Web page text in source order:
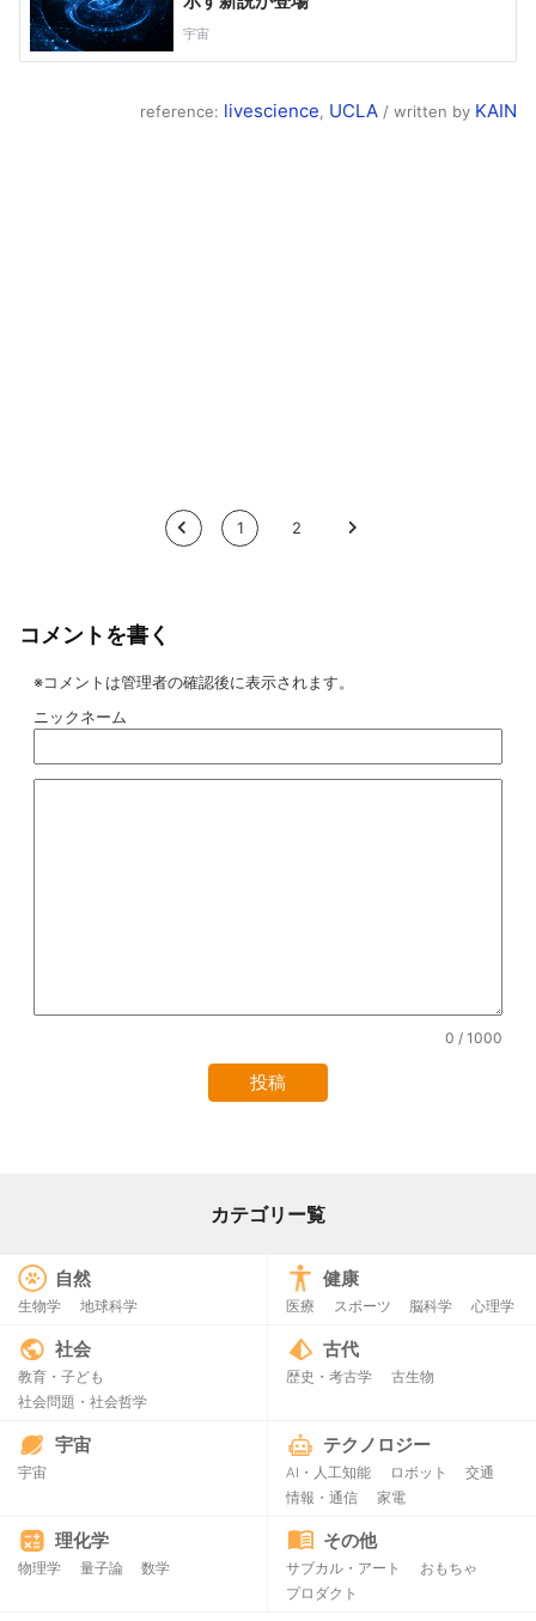
reference: livescience UCLA / written by KAIN
< 1 2 >
コメントを書く
※コメントは管理者の確認後に表示されます。
ニックネーム
0 / 1000
カテゴリー覧
自然
生物学 地球科学
健康
医療 スポーツ 脳科学 心理学
社会
教育・子ども
社会問題・社会哲学
古代
歴史・考古学 古生物
宇宙
宇宙
テクノロジー
AI・人工知能 ロボット
交通
情報・通信
家電
理化学
物理学 量子論 数学
その他
サブカル・アート
おもちゃ
プロダクト